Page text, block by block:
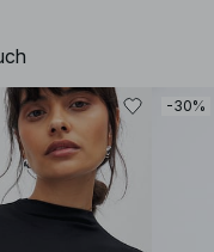
-30%